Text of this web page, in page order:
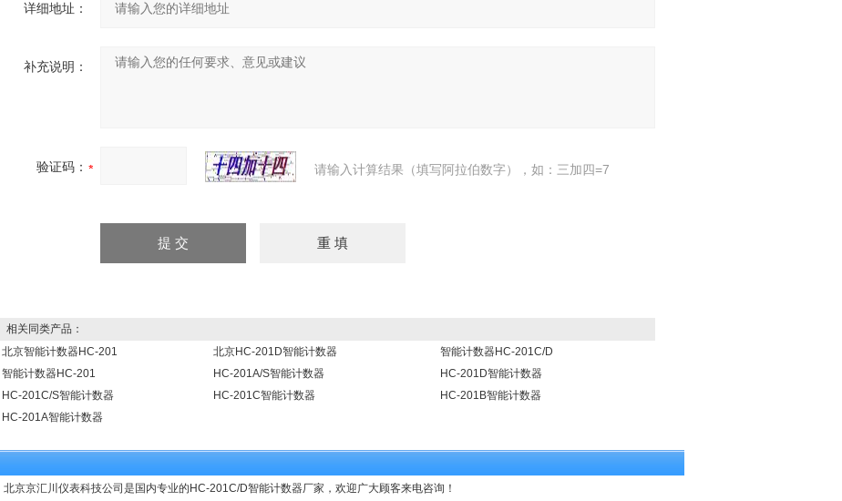
详细地址：
补充说明：
验证码： 请输入计算结果（填写阿拉伯数字），如：三加四=7
相关同类产品：
北京智能计数器HC-201
北京HC-201D智能计数器
智能计数器HC-201C/D
智能计数器HC-201
HC-201A/S智能计数器
HC-201D智能计数器
HC-201C/S智能计数器
HC-201C智能计数器
HC-201B智能计数器
HC-201A智能计数器
北京京汇川仪表科技公司是国内专业的HC-201C/D智能计数器厂家，欢迎广大顾客来电咨询！